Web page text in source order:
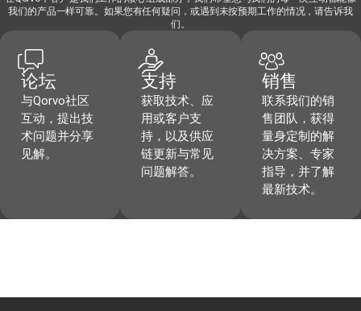
我们的产品一样可靠。如果您有任何疑问，或遇到未按预期工作的情况，请告诉我
们。
论坛
与Qorvo社区
互动，提出技
术问题并分享
见解。
支持
获取技术、应
用或客户支
持，以及供应
链更新与常见
问题解答。
销售
联系我们的销
售团队，获得
量身定制的解
决方案、专家
指导，并了解
最新技术。